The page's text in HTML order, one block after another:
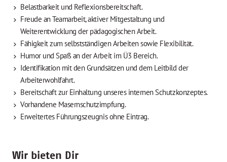
Belastbarkeit und Reflexionsbereitschaft.
Freude an Teamarbeit, aktiver Mitgestaltung und
Weiterentwicklung der pädagogischen Arbeit.
Fähigkeit zum selbstständigen Arbeiten sowie Flexibilität.
Humor und Spaß an der Arbeit im Ü3 Bereich.
Identifikation mit den Grundsätzen und dem Leitbild der
Arbeiterwohlfahrt.
Bereitschaft zur Einhaltung unseres internen Schutzkonzeptes.
Vorhandene Masernschutzimpfung.
Erweitertes Führungszeugnis ohne Eintrag.
Wir bieten Dir